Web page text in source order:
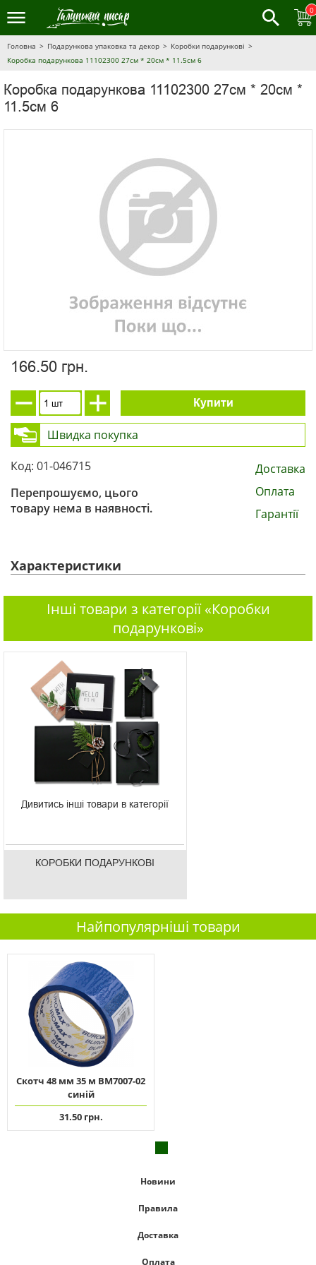
0
Головна Подарункова упаковка та декор
Коробки подарункові
Коробка подарункова 11102300 27см * 20см * 11.5см 6
Коробка подарункова 11102300 27см * 20см *
11.5см 6
166.50 грн.
Купити
Швидка покупка
Код: 01-046715
Перепрошуємо, цього
товару нема в наявності.
Доставка
Оплата
Гарантії
Характеристики
Інші товари з категорії «Коробки
подарункові»
Дивитись інші товари в категорії
КОРОБКИ ПОДАРУНКОВІ
Найпопулярніші товари
Скотч 48 мм 35 м ВМ7007-02
синій
31.50 грн.
Новини
Правила
Доставка
Оплата